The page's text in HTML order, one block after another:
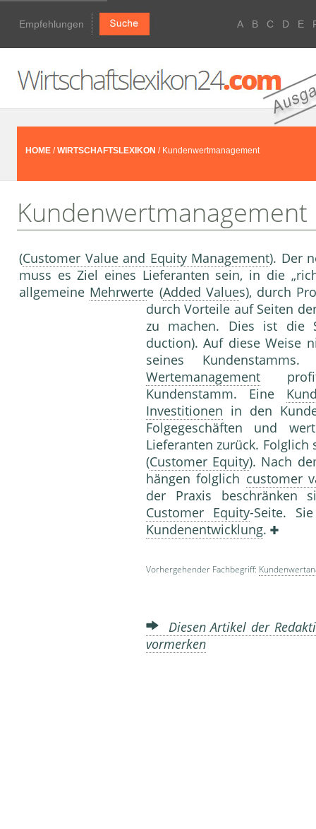
Empfehlungen A B C D E
HOME /WIRTSCHAFTSLEXIKON / Kundenwertmanagement
Kundenwertmanagement
(Customer Value and Equity Management). Der
muss es Ziel eines Lieferanten sein, in die
allgemeine Mehrwerte (Added Values), durch
durch Vorteile auf Seiten
zu machen. Dies ist die
duction). Auf diese Weise
seines
Wertemanagement
Kundenstamm. Eine
Investitionen in den
Folgegeschäften und
Lieferanten zurück.
(Customer Equity). Nach
hängen folglich customer
der Praxis beschränken
Customer Equity-Seite.
Kundenentwicklung.
Vorhergehender Fachbegriff:
Diesen Artikel der
vormerken